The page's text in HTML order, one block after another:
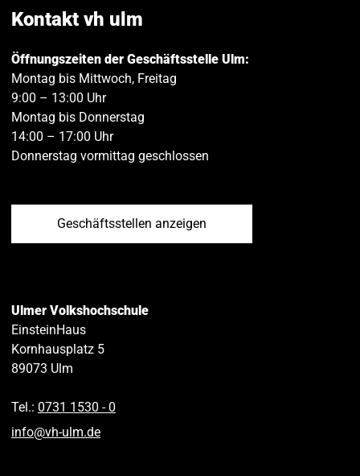
Kontakt vh ulm
Öffnungszeiten der Geschäftsstelle Ulm:
Montag bis Mittwoch, Freitag
9:00 – 13:00 Uhr
Montag bis Donnerstag
14:00 – 17:00 Uhr
Donnerstag vormittag geschlossen
Geschäftsstellen anzeigen
Ulmer Volkshochschule
EinsteinHaus
Kornhausplatz 5
89073 Ulm
Tel.: 0731 1530 ‑ 0
info@vh-ulm.de